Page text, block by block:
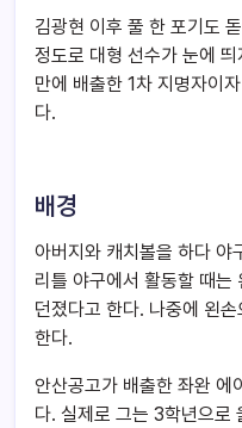
김광현 이후 풀 한 포기도
정도로 대형 선수가 눈에
만에 배출한 1차 지명자이
다.
배경
아버지와 캐치볼을 하다 야
리틀 야구에서 활동할 때는
던졌다고 한다. 나중에 왼
한다.
안산공고가 배출한 좌완 에
다. 실제로 그는 3학년으로